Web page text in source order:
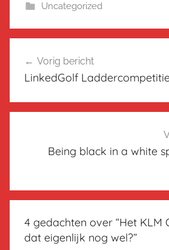
Uncategorized
navigatie
Vorig bericht
LinkedGolf
Being black in a white
4 gedachten over “Het KLM
dat eigenlijk nog wel?”